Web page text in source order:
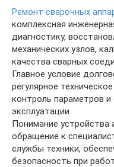
Ремонт сварочных
комплексная
диагностику,
механических узлов,
качества сварных
Главное условие
регулярное
контроль параметров
эксплуатации.
Понимание устройства
обращение к
службы техники,
безопасность при